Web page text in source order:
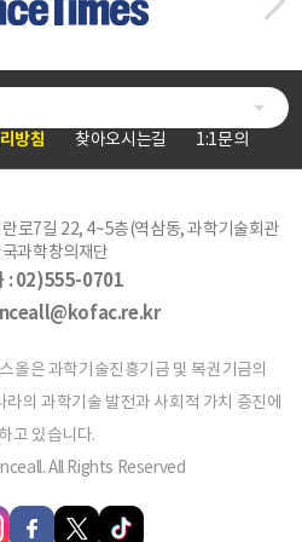
방침 찾아오시는길 1:1문의
로7길 22, 4~5층(역삼동, 과학기술회관
과학창의재단
: 02)555-0701
올은 과학기술진흥기금 및 복권기금의
의 과학기술 발전과 사회적 가치 증진에
고 있습니다.
All Rights Reserved